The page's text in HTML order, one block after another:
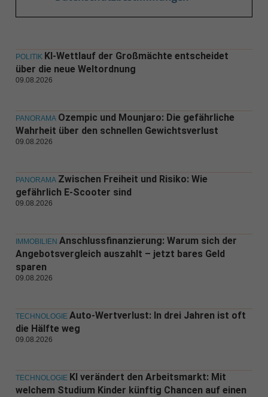
POLITIK KI-Wettlauf der Großmächte entscheidet
über die neue Weltordnung
09.08.2026
PANORAMA Ozempic und Mounjaro: Die gefährliche
Wahrheit über den schnellen Gewichtsverlust
09.08.2026
PANORAMA Zwischen Freiheit und Risiko: Wie
gefährlich E-Scooter sind
09.08.2026
IMMOBILIEN Anschlussfinanzierung: Warum sich der
Angebotsvergleich auszahlt – jetzt bares Geld
sparen
09.08.2026
TECHNOLOGIE Auto-Wertverlust: In drei Jahren ist oft
die Hälfte weg
09.08.2026
TECHNOLOGIE KI verändert den Arbeitsmarkt: Mit
welchem Studium Kinder künftig Chancen auf einen